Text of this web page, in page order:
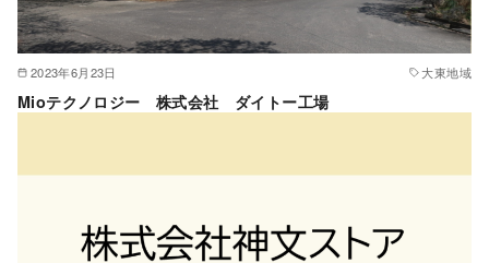
2023年6月23日 大東地域
Mioテクノロジー 株式会社 ダイトー工場